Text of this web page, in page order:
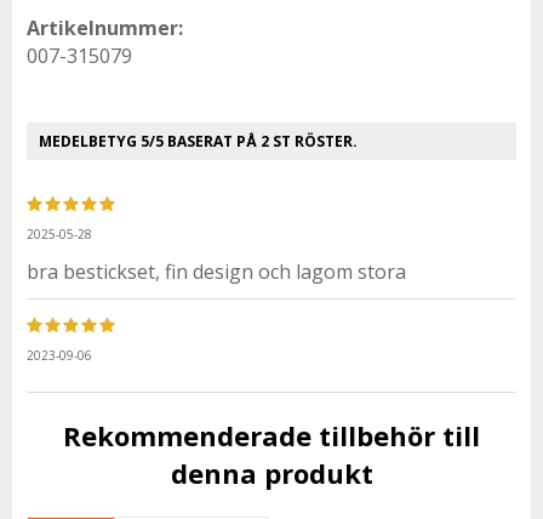
Artikelnummer:
007-315079
MEDELBETYG 5/5 BASERAT PÅ 2 ST RÖSTER.
2025-05-28
bra bestickset, fin design och lagom stora
2023-09-06
Rekommenderade tillbehör till
denna produkt